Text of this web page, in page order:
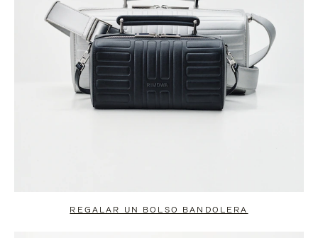
REGALAR UN BOLSO BANDOLERA